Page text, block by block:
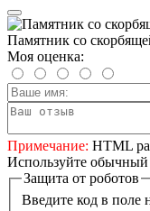
Памятник со
Моя оценка:
Примечание: HTML
Используйте обычный
Защита от роботов
Введите код в поле